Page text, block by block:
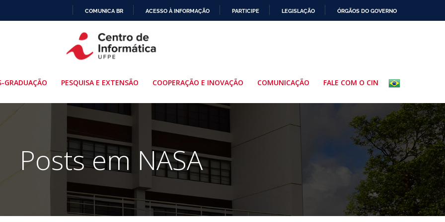
PARA
O
COMUNICA BR ACESSO À INFORMAÇÃO PARTICIPE LEGISLAÇÃO ÓRGÃOS DO GOVERNO
GRADUAÇÃO PESQUISA E EXTENSÃO COOPERAÇÃO E INOVAÇÃO COMUNICAÇÃO FALE COM O CIN
Posts em NASA